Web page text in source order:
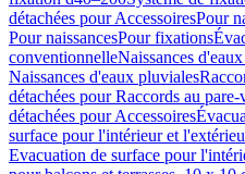
détachées pour AccessoiresPour
Pour naissancesPour fixations
conventionnelleNaissances
Naissances d'eaux pluviales
détachées pour Raccords au pare-
détachées pour Accessoires
surface pour l'intérieur et
Evacuation de surface pour